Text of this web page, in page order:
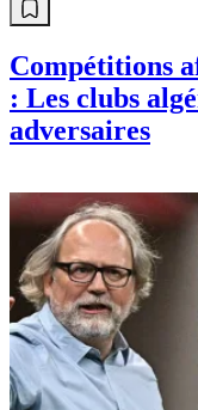
Compétitions
: Les clubs
adversaires